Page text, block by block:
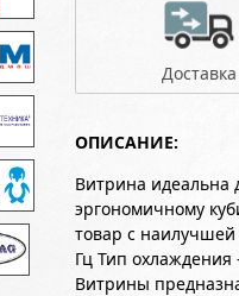
Доставка
ОПИСАНИЕ:
Витрина идеальна
эргономичному
товар с
Гц Тип охлаждения
Витрины